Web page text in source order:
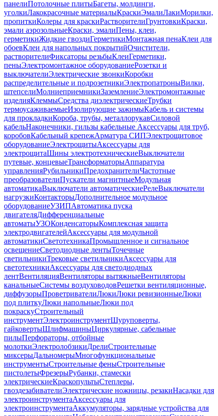
панелиПотолочные плитыБагеты, молдинги,
уголкиЛакокрасочные материалыКраскиЭмалиЛакиМорилки,
пропиткиКолеры для краскиРастворителиГрунтовкиКраски,
эмали аэрозольныеКраски, эмалиПены, клеи,
герметикиЖидкие гвоздиГерметикиМонтажная пенаКлеи для
обоевКлеи для напольных покрытийОчистители,
растворителиФиксаторы резьбыКлеиГерметики,
пеныЭлектромонтажное оборудованиеРозетки и
выключателиЭлектрические звонкиКоробки
распределительные и подрозетникиЭлектропатроныВилки,
штепселиМолниеприемникиЗаземлениеЭлектромонтажные
изделияКлеммыСредства диэлектрическиеТрубки
термоусаживаемыеИзолирующие зажимыКабель и системы
для прокладкиКороба, трубы, металлорукавСиловой
кабельНаконечники, гильзы кабельные Аксессуары для труб,
коробовКабельный крепежАрматура СИПЭлектрощитовое
оборудованиеЭлектрощитыАксессуары для
электрощитаШины электротехническиеВыключатели
путевые, концевыеТрансформаторыАппаратура
управленияРубильникиПредохранителиЧастотные
преобразователиПускатели магнитныеМодульная
автоматикаВыключатели автоматическиеРелеВыключатели
нагрузкиКонтакторыДополнительное модульное
оборудованиеУЗИПАвтоматика пуска
двигателяДифференциальные
автоматыУЗОКонденсаторыКомплексная защита
электродвигателейАксессуары для модульной
автоматикиСветотехникаПромышленное и сигнальное
освещениеСветодиодные лентыТочечные
светильникиТрековые светильникиАксессуары для
светотехникиАксессуары для светодиодных
лентВентиляцияВентиляторы вытяжныеВентиляторы
канальныеСистемы воздуховодовРешетки вентиляционные,
диффузорыПроветривателиЛюкиЛюки ревизионныеЛюки
под плиткуЛюки напольныеЛюки под
покраскуСтроительный
инструментЭлектроинструментШуруповерты,
гайковертыШлифмашиныЦиркулярные, сабельные
пилыПерфораторы, отбойные
молоткиЭлектролобзикиДрелиСтроительные
миксерыДальномерыМногофункциональные
инструментыСтроительные феныСтроительные
пистолетыФрезерыРубанки, стамески
электрическиеКраскопультыСтеплеры,
гвоздезабивателиЭлектрические ножницы, резакиНасадки для
электроинструментаАксессуары для
электроинструментаАккумуляторы, зарядные устройства для